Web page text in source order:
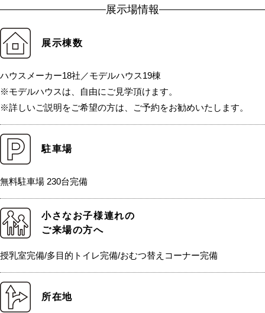
展示場情報
展示棟数
ハウスメーカー18社／モデルハウス19棟
※モデルハウスは、自由にご見学頂けます。
※詳しいご説明をご希望の方は、ご予約をお勧めいたします。
駐車場
無料駐車場 230台完備
小さなお子様連れの
ご来場の方へ
授乳室完備/多目的トイレ完備/おむつ替えコーナー完備
所在地